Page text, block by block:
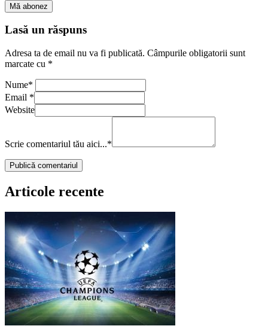
Lasă un răspuns
Adresa ta de email nu va fi publicată. Câmpurile obligatorii sunt
marcate cu *
Nume*
Email *
Website
Scrie comentariul tău aici...*
Articole recente